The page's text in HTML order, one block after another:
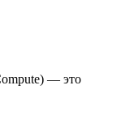
— это